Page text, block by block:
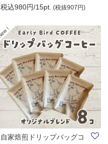
ーヒー|Early B..
税込980円/15pt. (税抜907円)
自家焙煎ドリップバッグコ